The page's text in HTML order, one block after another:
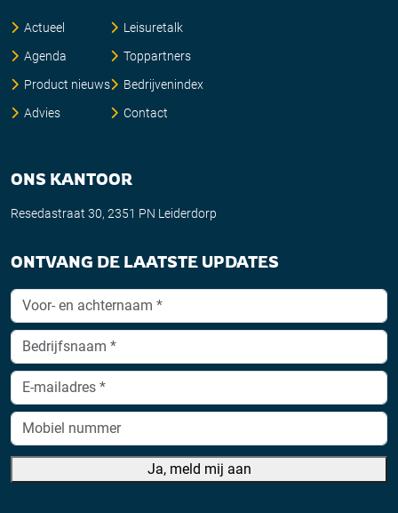
Actueel
Agenda
Product nieuws
Advies
Leisuretalk
Toppartners
Bedrijvenindex
Contact
ONS KANTOOR
Resedastraat 30, 2351 PN Leiderdorp
ONTVANG DE LAATSTE UPDATES
Ja, meld mij aan